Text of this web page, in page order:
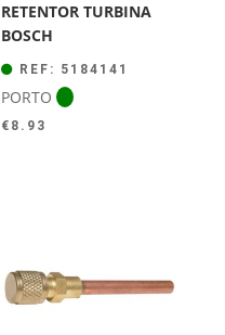
RETENTOR TURBINA
BOSCH
REF: 5184141
PORTO
€ 8.93